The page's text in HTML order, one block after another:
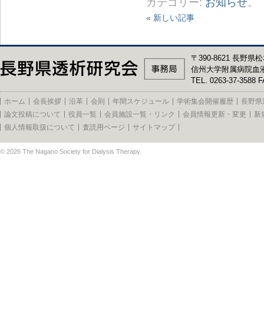
カテゴリー: お知らせ。
« 新しい記事
〒390-8621 長野県
信州大学附属病院血
TEL. 0263-37-3588
ホーム 会長挨拶 沿革 会則 年間スケジュール 学術集会開催履歴
長野県
論文投稿について
役員一覧 会員施設一覧・リンク 会員情報更新・変更
新
個人情報取扱について
査読用ページ サイトマップ
© 2026 The Nagano Society for Dialysis Therapy.